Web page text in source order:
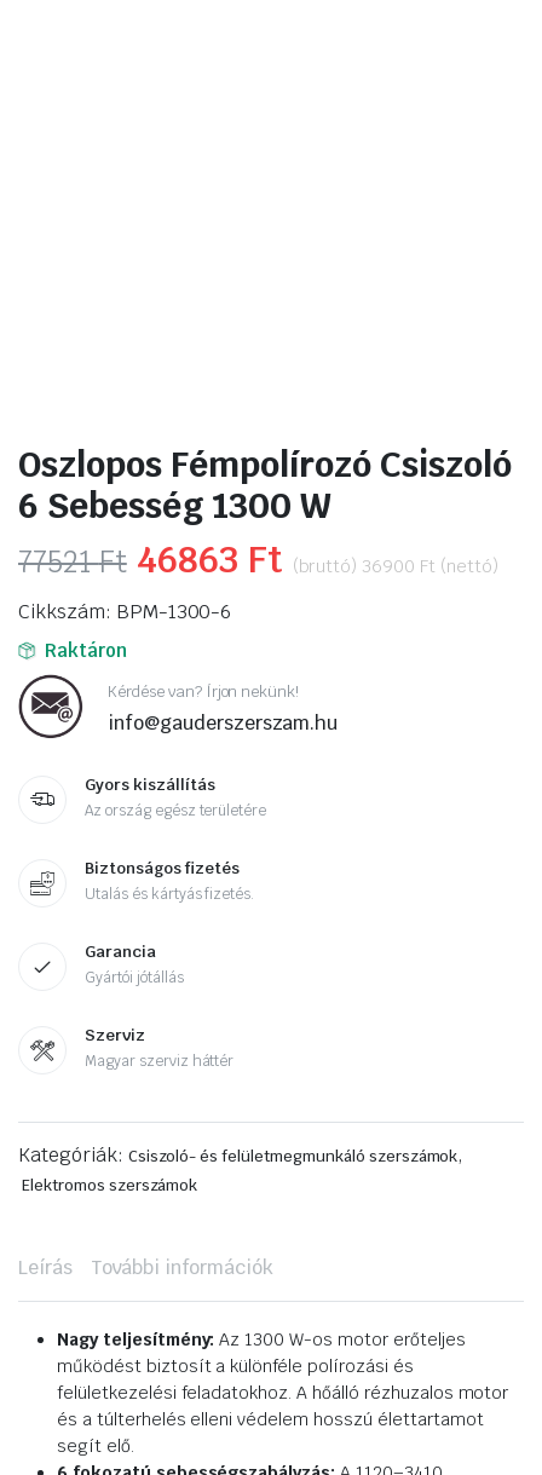
Oszlopos Fémpolírozó Csiszoló
6 Sebesség 1300 W
77521Ft Original
price
77521 Ft.
46863 Ft Current
46863 Ft.
(bruttó) 36900 Ft (nettó)
Cikkszám: BPM-1300-6
Raktáron
Kérdése van? Írjon nekünk!
info@gauderszerszam.hu
Gyors kiszállítás
Az ország egész területére
Biztonságos fizetés
Utalás és kártyás fizetés.
Garancia
Gyártói jótállás
Szerviz
Magyar szerviz háttér
Kategóriák: Csiszoló- és felületmegmunkáló szerszámok,
Elektromos szerszámok
Leírás További információk
Nagy teljesítmény: Az 1300 W-os motor erőteljes
működést biztosít a különféle polírozási és
felületkezelési feladatokhoz. A hőálló rézhuzalos motor
és a túlterhelés elleni védelem hosszú élettartamot
segít elő.